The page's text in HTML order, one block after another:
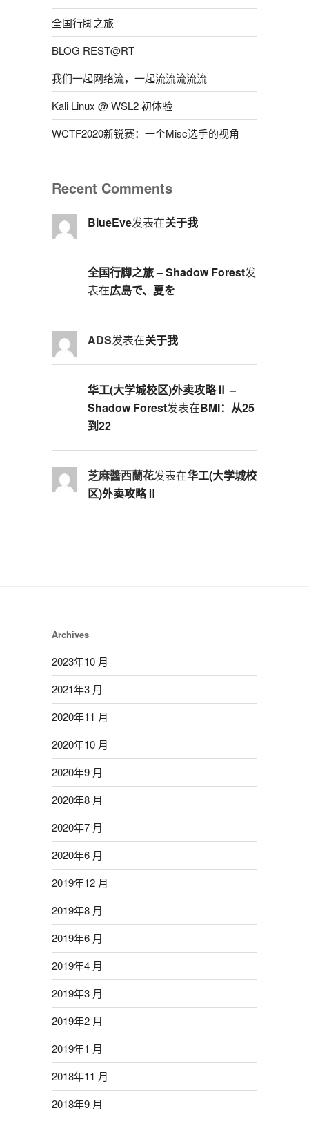
的
解
决
方
案”
全国行脚之旅
BLOG REST@RT
我们一起网络流，一起流流流流流
Kali Linux @ WSL2 初体验
WCTF2020新锐赛：一个Misc选手的视角
Recent Comments
BlueEve发表在关于我
全国行脚之旅 – Shadow Forest发
表在広島で、夏を
ADS发表在关于我
华工(大学城校区)外卖攻略Ⅱ –
Shadow Forest发表在BMI：从25
到22
芝麻醬西蘭花发表在华工(大学城校
区)外卖攻略Ⅱ
Archives
2023年10 月
2021年3 月
2020年11 月
2020年10 月
2020年9 月
2020年8 月
2020年7 月
2020年6 月
2019年12 月
2019年8 月
2019年6 月
2019年4 月
2019年3 月
2019年2 月
2019年1 月
2018年11 月
2018年9 月